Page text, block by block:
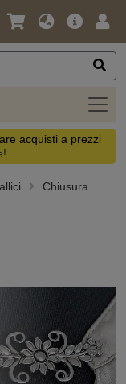
Lingua
Valuta
Offerta
acquisti a prezzi
Chiusura